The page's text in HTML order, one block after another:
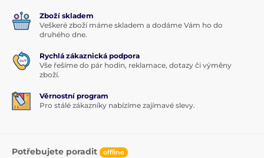
Zboží skladem
Veškeré zboží máme skladem a dodáme Vám ho do
druhého dne.
Rychlá zákaznická podpora
Vše řešíme do pár hodin, reklamace, dotazy či výměny
zboží.
Věrnostní program
Pro stálé zákazníky nabízíme zajímavé slevy.
Potřebujete poradit offline